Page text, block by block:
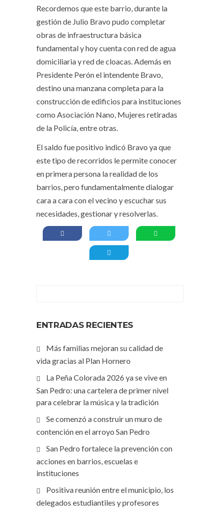
Recordemos que este barrio, durante la
gestión de Julio Bravo pudo completar
obras de infraestructura básica
fundamental y hoy cuenta con red de agua
domiciliaria y red de cloacas. Además en
Presidente Perón el intendente Bravo,
destino una manzana completa para la
construcción de edificios para instituciones
como Asociación Nano, Mujeres retiradas
de la Policía, entre otras.
El saldo fue positivo indicó Bravo ya que
este tipo de recorridos le permite conocer
en primera persona la realidad de los
barrios, pero fundamentalmente dialogar
cara a cara con el vecino y escuchar sus
necesidades, gestionar y resolverlas.
ENTRADAS RECIENTES
Más familias mejoran su calidad de
vida gracias al Plan Hornero
La Peña Colorada 2026 ya se vive en
San Pedro: una cartelera de primer nivel
para celebrar la música y la tradición
Se comenzó a construir un muro de
contención en el arroyo San Pedro
San Pedro fortalece la prevención con
acciones en barrios, escuelas e
instituciones
Positiva reunión entre el municipio, los
delegados estudiantiles y profesores